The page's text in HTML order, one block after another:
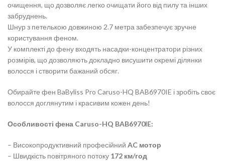
очищення, що дозволяє легко очищати його від пилу та інших
забруднень.
Шнур з петелькою довжиною 2.7 метра забезпечує зручне
користування феном.
У комплекті до фену входять насадки-концентратори різних
розмірів, що дозволяють докладно висушити окремі ділянки
волосся і створити бажаний обсяг.
Обирайте фен BaByliss Pro Caruso-HQ BAB6970IE і зробіть своє
волосся доглянутим і красивим кожен день!
Особливості фена Caruso-HQ BAB6970IE:
– Високопродуктивний професійнийAC мотор
– Швидкість повітряного потоку 172 км/год